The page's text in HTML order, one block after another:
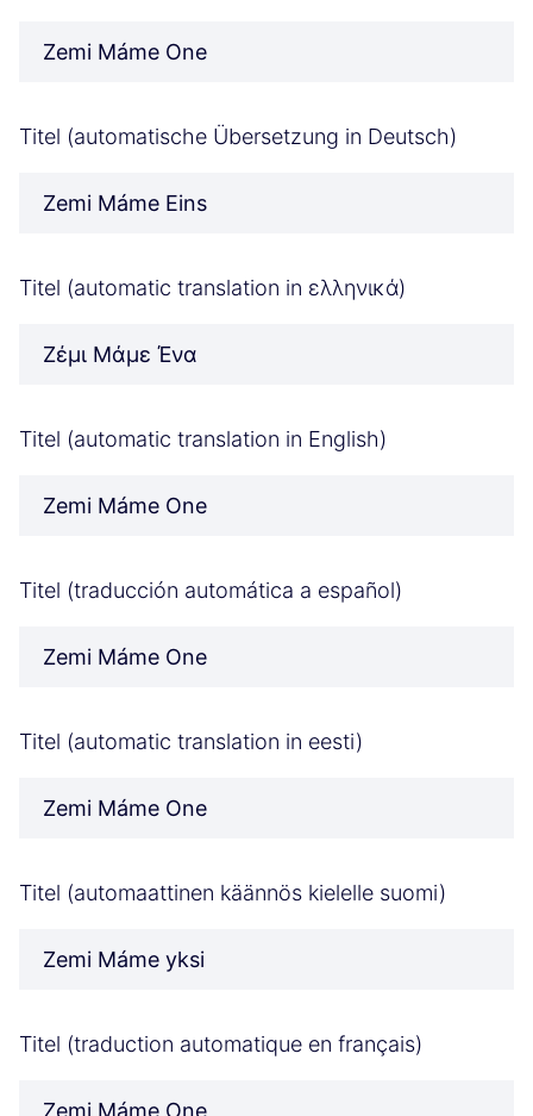
Zemi Máme One
Titel (automatische Übersetzung in Deutsch)
Zemi Máme Eins
Titel (automatic translation in ελληνικά)
Ζέμι Μάμε Ένα
Titel (automatic translation in English)
Zemi Máme One
Titel (traducción automática a español)
Zemi Máme One
Titel (automatic translation in eesti)
Zemi Máme One
Titel (automaattinen käännös kielelle suomi)
Zemi Máme yksi
Titel (traduction automatique en français)
Zemi Máme One